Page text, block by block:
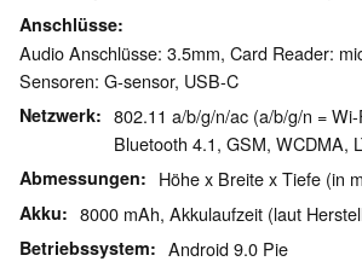
Anschlüsse
Audio Anschlüsse: 3.5mm, Card Reader:
Sensoren: G-sensor, USB-C
Netzwerk
802.11 a/b/g/n/ac (a/b/g/n =
Bluetooth 4.1, GSM, WCDMA,
Abmessungen Höhe x Breite x Tiefe (in
Akku 8000 mAh, Akkulaufzeit (laut
Betriebssystem Android 9.0 Pie